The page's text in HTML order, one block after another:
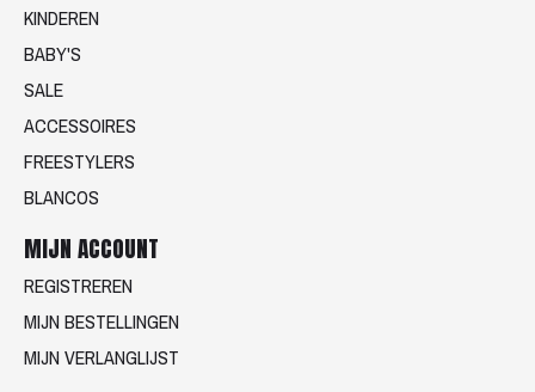
KINDEREN
BABY'S
SALE
ACCESSOIRES
FREESTYLERS
BLANCOS
MIJN ACCOUNT
REGISTREREN
MIJN BESTELLINGEN
MIJN VERLANGLIJST